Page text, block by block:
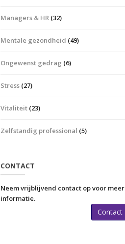
Managers & HR(32)
Mentale gezondheid (49)
Ongewenst gedrag (6)
Stress(27)
Vitaliteit(23)
Zelfstandig professional (5)
CONTACT
Neem vrijblijvend contact op voor meer
informatie.
Contact